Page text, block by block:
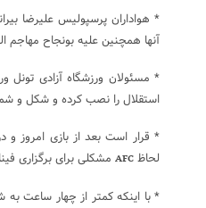
* هواداران پرسپولیس علیرضا
آنها همچنین علیه بونجاح مهاجم
* مسئولان ورزشگاه آزادی تونل
استقلال را نصب کرده و شکل و
* قرار است بعد از بازی امروز
لحاظ AFC مشکلی برای برگزاری
* با اینکه کمتر از چهار ساعت